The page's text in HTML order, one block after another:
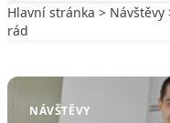
Hlavní stránka > Návštěvy
rád
NÁVŠTĚVY